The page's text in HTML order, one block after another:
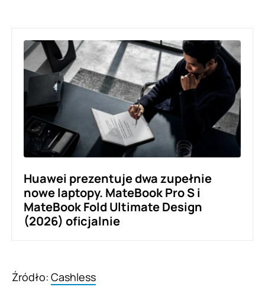
Huawei prezentuje dwa zupełnie
nowe laptopy. MateBook Pro S i
MateBook Fold Ultimate Design
(2026) oficjalnie
Źródło: Cashless